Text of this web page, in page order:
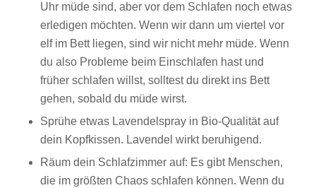
Uhr müde sind, aber vor dem Schlafen noch etwas
erledigen möchten. Wenn wir dann um viertel vor
elf im Bett liegen, sind wir nicht mehr müde. Wenn
du also Probleme beim Einschlafen hast und
früher schlafen willst, solltest du direkt ins Bett
gehen, sobald du müde wirst.
Sprühe etwas Lavendelspray in Bio-Qualität auf
dein Kopfkissen. Lavendel wirkt beruhigend.
Räum dein Schlafzimmer auf: Es gibt Menschen,
die im größten Chaos schlafen können. Wenn du